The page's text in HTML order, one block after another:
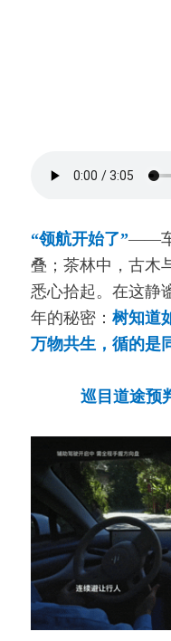
“领航开始了”——车
叠；茶林中，古木
悉心拾起。在这静
年的秘密： 树知道
万物共生，循的是
巡目道途预